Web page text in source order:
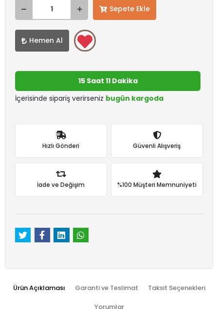
Sepete Ekle
Hemen Al
15 Saat 11 Dakika
İçerisinde sipariş verirseniz bugün kargoda
Hızlı Gönderi Güvenli Alışveriş
İade ve Değişim %100 Müşteri Memnuniyeti
Ürün Açıklaması Garanti ve Teslimat Taksit Seçenekleri
Yorumlar